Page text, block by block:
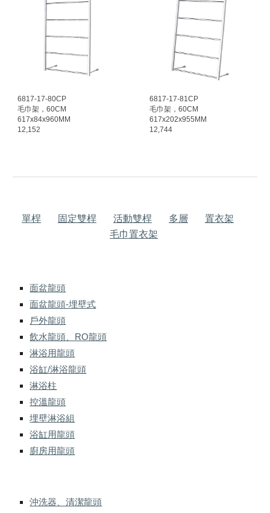
6817-17-80CP
毛巾架，60CM
617x84x960MM
12,152
6817-17-81CP
毛巾架，60CM
617x202x955MM
12,744
單桿 固定雙桿 活動雙桿 多層
置衣架
毛巾置衣架
面盆龍頭
面盆龍頭-埋壁式
戶外龍頭
飲水龍頭、RO龍頭
淋浴用龍頭
浴缸/淋浴龍頭
淋浴柱
控溫龍頭
埋壁淋浴組
浴缸用龍頭
廚房用龍頭
沖洗器、清潔龍頭